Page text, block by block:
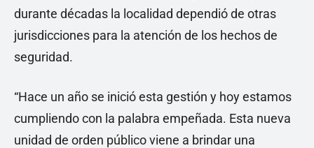
durante décadas la localidad dependió de otras
jurisdicciones para la atención de los hechos de
seguridad.
“Hace un año se inició esta gestión y hoy estamos
cumpliendo con la palabra empeñada. Esta nueva
unidad de orden público viene a brindar una